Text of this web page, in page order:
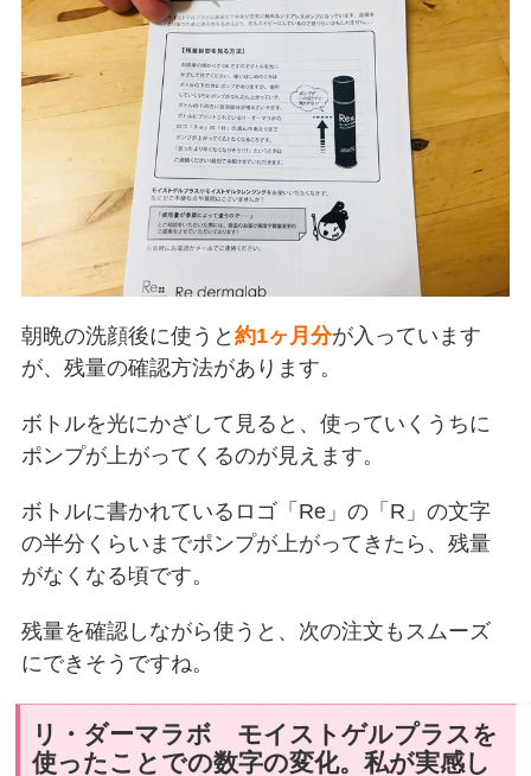
朝晩の洗顔後に使うと約1ヶ月分が入っています
が、残量の確認方法があります。
ボトルを光にかざして見ると、使っていくうちに
ポンプが上がってくるのが見えます。
ボトルに書かれているロゴ「Re」の「R」の文字
の半分くらいまでポンプが上がってきたら、残量
がなくなる頃です。
残量を確認しながら使うと、次の注文もスムーズ
にできそうですね。
リ・ダーマラボ モイストゲルプラスを
使ったことでの数字の変化。私が実感し